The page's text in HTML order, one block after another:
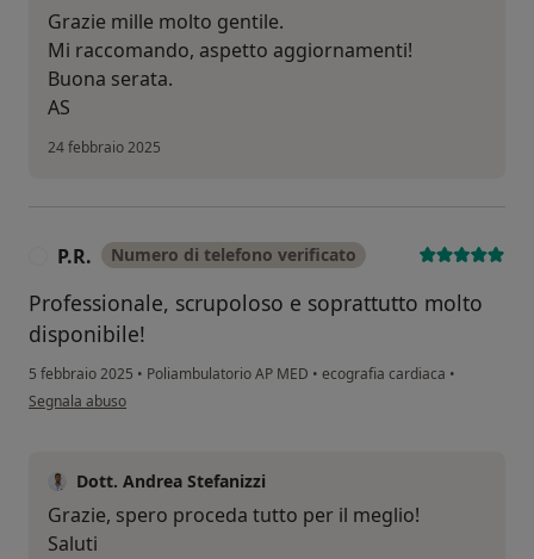
Grazie mille molto gentile.
Mi raccomando, aspetto aggiornamenti!
Buona serata.
AS
24 febbraio 2025
P.R. Numero di telefono verificato
Professionale, scrupoloso e soprattutto molto
disponibile!
5 febbraio 2025 • Poliambulatorio AP MED • ecografia cardiaca •
secondo l'opinione dell'utente P.R.
Segnala abuso
Dott. Andrea Stefanizzi
Grazie, spero proceda tutto per il meglio!
Saluti